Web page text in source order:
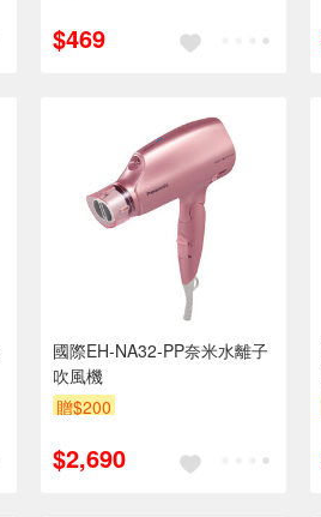
$469
國際EH-NA32-PP奈米水離子
吹風機
贈$200
$2,690